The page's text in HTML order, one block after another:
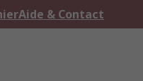
Aide & Contact